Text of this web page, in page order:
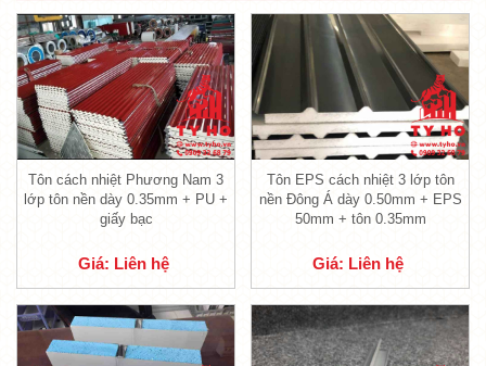
Cấu tạo tôn PU cách nhiệt 3 lớp (tôn Hoa Sen
+ PU chống nóng + giấy bạc)
Chỉ cần nghe cái têntôn PU cách nhiệt 3 lớp
cùng với hình vẽ kỹ thuật do Tỷ Hổ cung cấp
thì quý khách hàng cũng một phần có thể hiểu
thì xin mời quý vị đọc bài viết này nhé:
1.1. Lớp đầu tiên của tôn cách nhiệt Hoa
Sen là lớp tôn
Tôn cách nhiệt Phương Nam 3
lớp tôn nền dày 0.35mm + PU +
giấy bạc
Giá: Liên hệ
Tôn EPS cách nhiệt 3 lớp tôn
nền Đông Á dày 0.50mm + EPS
50mm + tôn 0.35mm
Giá: Liên hệ